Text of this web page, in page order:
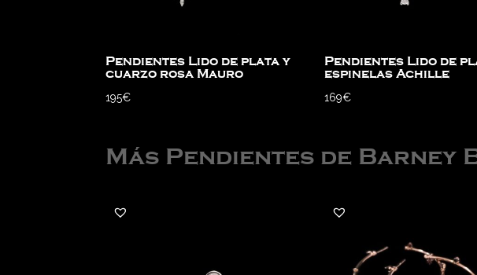
Pendientes Lido de plata y
cuarzo rosa Mauro
195€
Pendientes Lido de
espinelas Achille
169€
Más Pendientes de Barney